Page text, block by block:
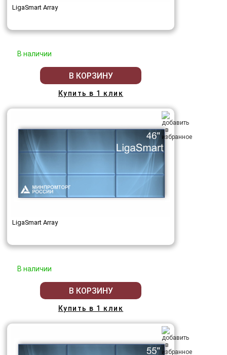
LigaSmart Array
В наличии
В КОРЗИНУ
Купить в 1 клик
LigaSmart Array
В наличии
В КОРЗИНУ
Купить в 1 клик